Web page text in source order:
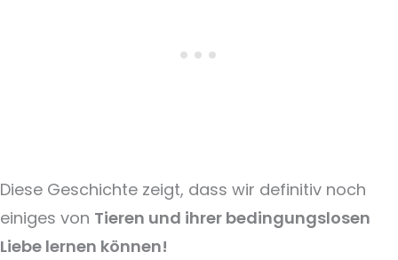
Diese Geschichte zeigt, dass wir definitiv noch
einiges von Tieren und ihrer bedingungslosen
Liebe lernen können!